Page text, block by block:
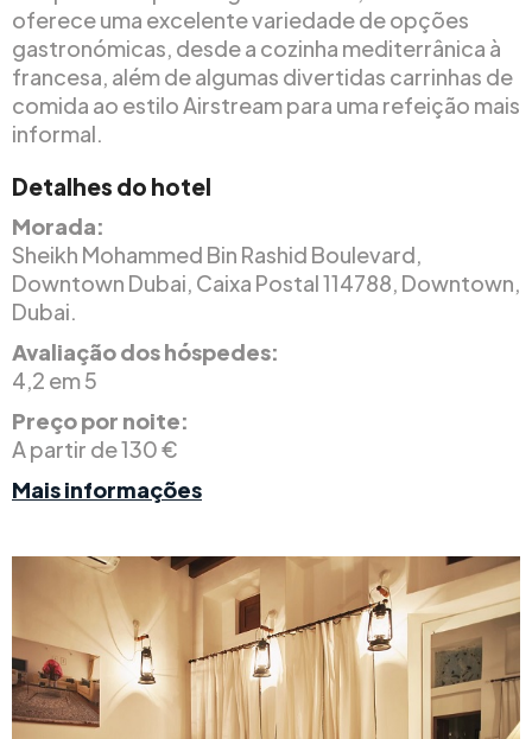
oferece uma excelente variedade de opções
gastronómicas, desde a cozinha mediterrânica à
francesa, além de algumas divertidas carrinhas de
comida ao estilo Airstream para uma refeição mais
informal.
Detalhes do hotel
Morada:
Sheikh Mohammed Bin Rashid Boulevard,
Downtown Dubai, Caixa Postal 114788, Downtown,
Dubai.
Avaliação dos hóspedes:
4,2 em 5
Preço por noite:
A partir de 130 €
Mais informações